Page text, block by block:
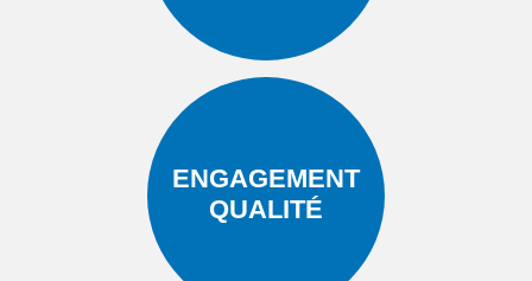
ENGAGEMENT
QUALITÉ